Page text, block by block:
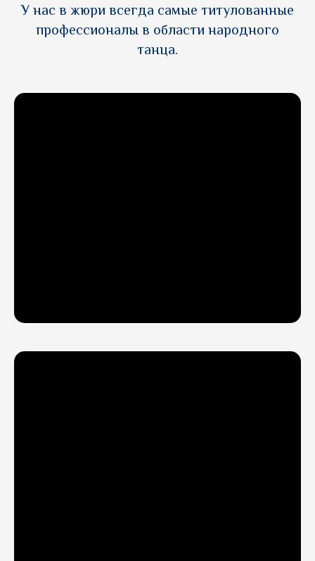
У нас в жюри всегда самые титулованные
профессионалы в области народного
танца.